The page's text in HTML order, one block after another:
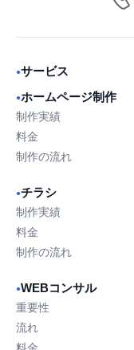
●サービス
●ホームページ制作
制作実績
料金
制作の流れ
●チラシ
制作実績
料金
制作の流れ
●WEBコンサル
重要性
流れ